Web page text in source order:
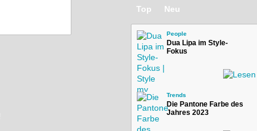
Top Neu
People
Dua Lipa im Style-
Fokus
Trends
Die Pantone Farbe des
Jahres 2023